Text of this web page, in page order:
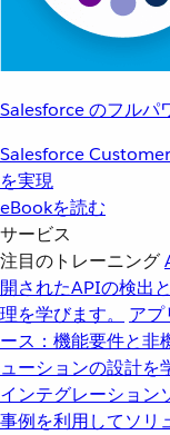
Salesforce のフルパ
Salesforce
を実現
eBookを読む
サービス
注目のトレーニング
開されたAPIの検出
理を学びます。
アプ
ース：機能要件と非
ューションの設計を
インテグレーション
事例を利用してソリ